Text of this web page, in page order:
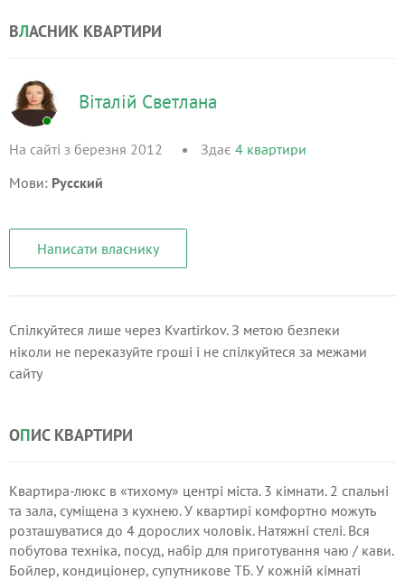
ВЛАСНИК КВАРТИРИ
Віталій Светлана
На сайті з березня 2012 Здає 4 квартири
Мови: Русский
Написати власнику
Спілкуйтеся лише через Kvartirkov. З метою безпеки
ніколи не переказуйте гроші і не спілкуйтеся за межами
сайту
ОПИС КВАРТИРИ
Квартира-люкс в «тихому» центрі міста. 3 кімнати. 2 спальні
та зала, суміщена з кухнею. У квартирі комфортно можуть
розташуватися до 4 дорослих чоловік. Натяжні стелі. Вся
побутова техніка, посуд, набір для приготування чаю / кави.
Бойлер, кондиціонер, супутникове ТБ. У кожній кімнаті